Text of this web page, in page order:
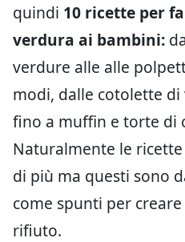
quindi 10 ricette per
verdura ai bambini:
verdure alle alle
modi, dalle cotolette di
fino a muffin e torte di
Naturalmente le
di più ma questi sono
come spunti per
rifiuto.